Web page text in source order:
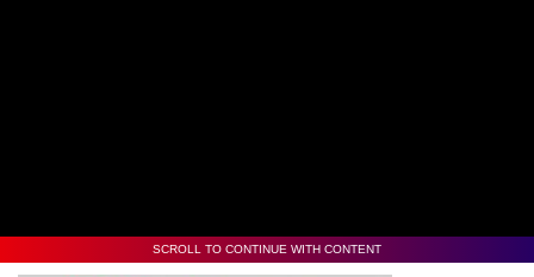
SCROLL TO CONTINUE WITH CONTENT